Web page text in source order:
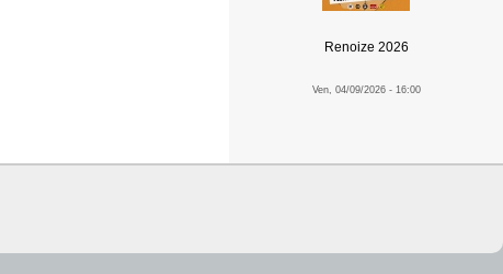
Renoize 2026
Ven, 04/09/2026 - 16:00